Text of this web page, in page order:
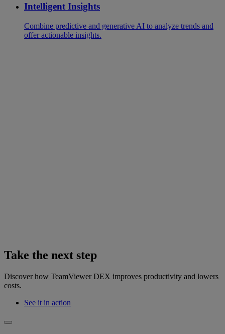
Intelligent Insights
Combine predictive and generative AI to analyze trends and
offer actionable insights.
Take the next step
Discover how TeamViewer DEX improves productivity and lowers
costs.
See it in action